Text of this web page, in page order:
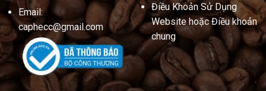
Email:
caphecc@gmail.com
Điều Khoản Sử Dụng
Website hoặc Điều khoản
chung